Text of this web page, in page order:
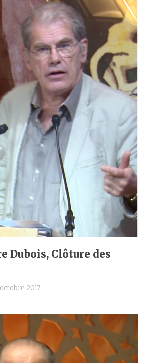
Dubois, Clôture des
2017